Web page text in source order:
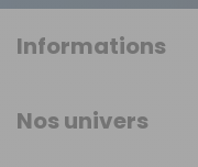
Informations
Conditions générales
Nos univers